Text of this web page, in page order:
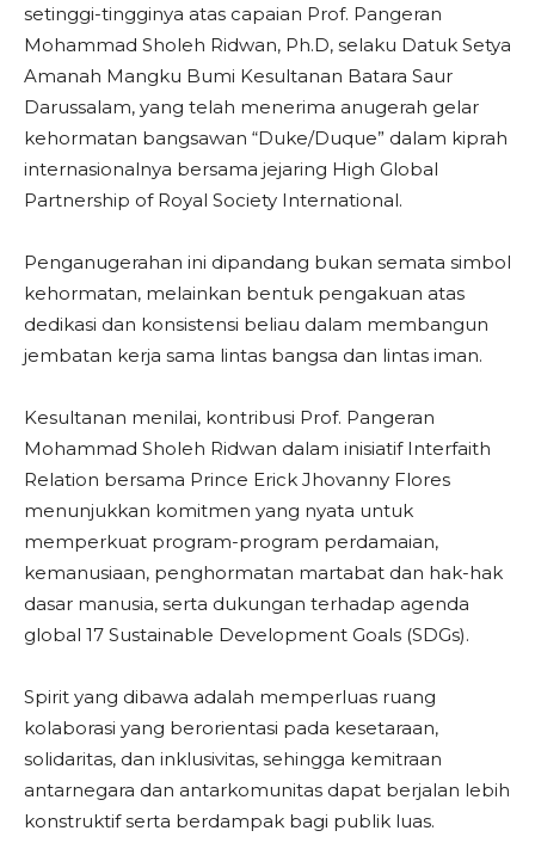
setinggi-tingginya atas capaian Prof. Pangeran
Mohammad Sholeh Ridwan, Ph.D, selaku Datuk Setya
Amanah Mangku Bumi Kesultanan Batara Saur
Darussalam, yang telah menerima anugerah gelar
kehormatan bangsawan “Duke/Duque” dalam kiprah
internasionalnya bersama jejaring High Global
Partnership of Royal Society International.
Penganugerahan ini dipandang bukan semata simbol
kehormatan, melainkan bentuk pengakuan atas
dedikasi dan konsistensi beliau dalam membangun
jembatan kerja sama lintas bangsa dan lintas iman.
Kesultanan menilai, kontribusi Prof. Pangeran
Mohammad Sholeh Ridwan dalam inisiatif Interfaith
Relation bersama Prince Erick Jhovanny Flores
menunjukkan komitmen yang nyata untuk
memperkuat program-program perdamaian,
kemanusiaan, penghormatan martabat dan hak-hak
dasar manusia, serta dukungan terhadap agenda
global 17 Sustainable Development Goals (SDGs).
Spirit yang dibawa adalah memperluas ruang
kolaborasi yang berorientasi pada kesetaraan,
solidaritas, dan inklusivitas, sehingga kemitraan
antarnegara dan antarkomunitas dapat berjalan lebih
konstruktif serta berdampak bagi publik luas.